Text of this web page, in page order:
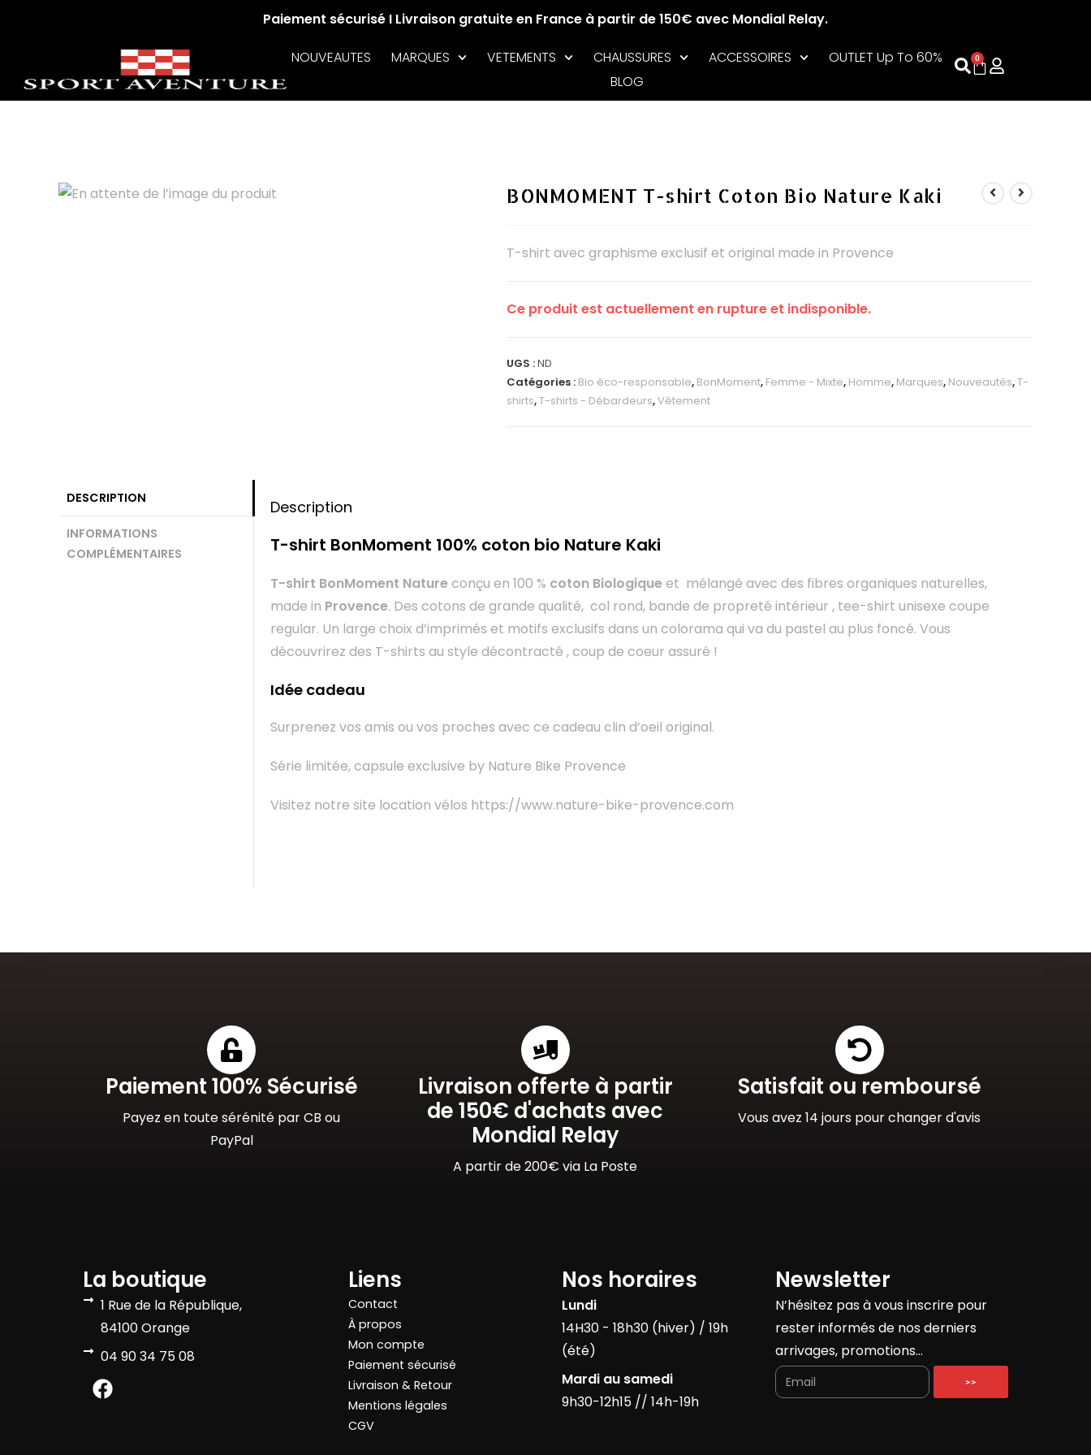
Paiement sécurisé I Livraison gratuite en France à partir de 150€ avec Mondial Relay.
NOUVEAUTES MARQUES VETEMENTS CHAUSSURES ACCESSOIRES
OUTLET Up To 60%
BLOG
0
BONMOMENT T-shirt Coton Bio Nature Kaki
T-shirt avec graphisme exclusif et original made in Provence
Ce produit est actuellement en rupture et indisponible.
UGS :ND
Catégories : Bio éco-responsable, BonMoment, Femme - Mixte, Homme, Marques, Nouveautés,T-
shirts,T-shirts - Débardeurs,Vêtement
DESCRIPTION
INFORMATIONS
COMPLÉMENTAIRES
Description
T-shirt BonMoment 100% coton bio Nature Kaki
T-shirt BonMoment Nature conçu en 100 % coton Biologique et mélangé avec des fibres organiques naturelles,
made in Provence. Des cotons de grande qualité, col rond, bande de propreté intérieur , tee-shirt unisexe coupe
regular. Un large choix d’imprimés et motifs exclusifs dans un colorama qui va du pastel au plus foncé. Vous
découvrirez des T-shirts au style décontracté , coup de coeur assuré !
Idée cadeau
Surprenez vos amis ou vos proches avec ce cadeau clin d’oeil original.
Série limitée, capsule exclusive by Nature Bike Provence
Visitez notre site location vélos https://www.nature-bike-provence.com
Paiement 100% Sécurisé
Payez en toute sérénité par CB ou
PayPal
Livraison offerte à partir
de 150€ d'achats avec
Mondial Relay
A partir de 200€ via La Poste
Satisfait ou remboursé
Vous avez 14 jours pour changer d'avis
La boutique
1 Rue de la République,
84100 Orange
04 90 34 75 08
Liens
Contact
À propos
Mon compte
Paiement sécurisé
Livraison & Retour
Mentions légales
CGV
Nos horaires
Lundi
14H30 - 18h30 (hiver) / 19h
(été)
Mardi au samedi
9h30-12h15 // 14h-19h
Newsletter
N’hésitez pas à vous inscrire pour
rester informés de nos derniers
arrivages, promotions…
>>